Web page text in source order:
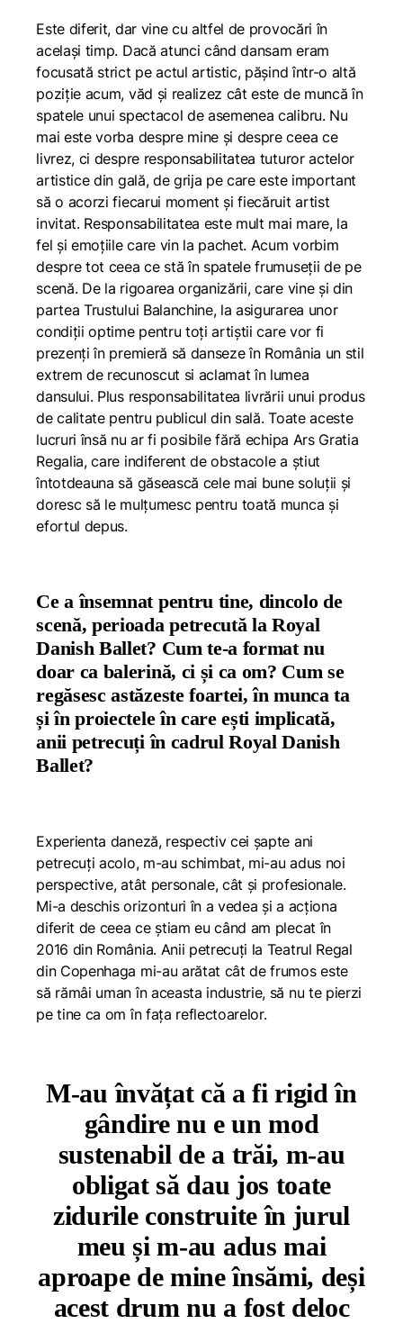
Este diferit, dar vine cu altfel de provocări în
același timp. Dacă atunci când dansam eram
focusată strict pe actul artistic, pășind într-o altă
poziție acum, văd și realizez cât este de muncă în
spatele unui spectacol de asemenea calibru. Nu
mai este vorba despre mine și despre ceea ce
livrez, ci despre responsabilitatea tuturor actelor
artistice din gală, de grija pe care este important
să o acorzi fiecarui moment și fiecăruit artist
invitat. Responsabilitatea este mult mai mare, la
fel și emoțiile care vin la pachet. Acum vorbim
despre tot ceea ce stă în spatele frumuseții de pe
scenă. De la rigoarea organizării, care vine și din
partea Trustului Balanchine, la asigurarea unor
condiții optime pentru toți artiștii care vor fi
prezenți în premieră să danseze în România un stil
extrem de recunoscut si aclamat în lumea
dansului. Plus responsabilitatea livrării unui produs
de calitate pentru publicul din sală. Toate aceste
lucruri însă nu ar fi posibile fără echipa Ars Gratia
Regalia, care indiferent de obstacole a știut
întotdeauna să găsească cele mai bune soluții și
doresc să le mulțumesc pentru toată munca și
efortul depus.
Ce a însemnat pentru tine, dincolo de
scenă, perioada petrecută la Royal
Danish Ballet? Cum te-a format nu
doar ca balerină, ci și ca om? Cum se
regăsesc astăzeste foartei, în munca ta
și în proiectele în care ești implicată,
anii petrecuți în cadrul Royal Danish
Ballet?
Experienta daneză, respectiv cei șapte ani
petrecuți acolo, m-au schimbat, mi-au adus noi
perspective, atât personale, cât și profesionale.
Mi-a deschis orizonturi în a vedea și a acționa
diferit de ceea ce știam eu când am plecat în
2016 din România. Anii petrecuți la Teatrul Regal
din Copenhaga mi-au arătat cât de frumos este
să rămâi uman în aceasta industrie, să nu te pierzi
pe tine ca om în fața reflectoarelor.
M-au învățat că a fi rigid în
gândire nu e un mod
sustenabil de a trăi, m-au
obligat să dau jos toate
zidurile construite în jurul
meu și m-au adus mai
aproape de mine însămi, deși
acest drum nu a fost deloc